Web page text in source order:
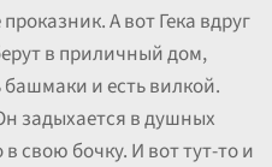
А вот Гека вдруг
в приличный дом,
и есть вилкой.
задыхается в душных
свою бочку. И вот тут-то и